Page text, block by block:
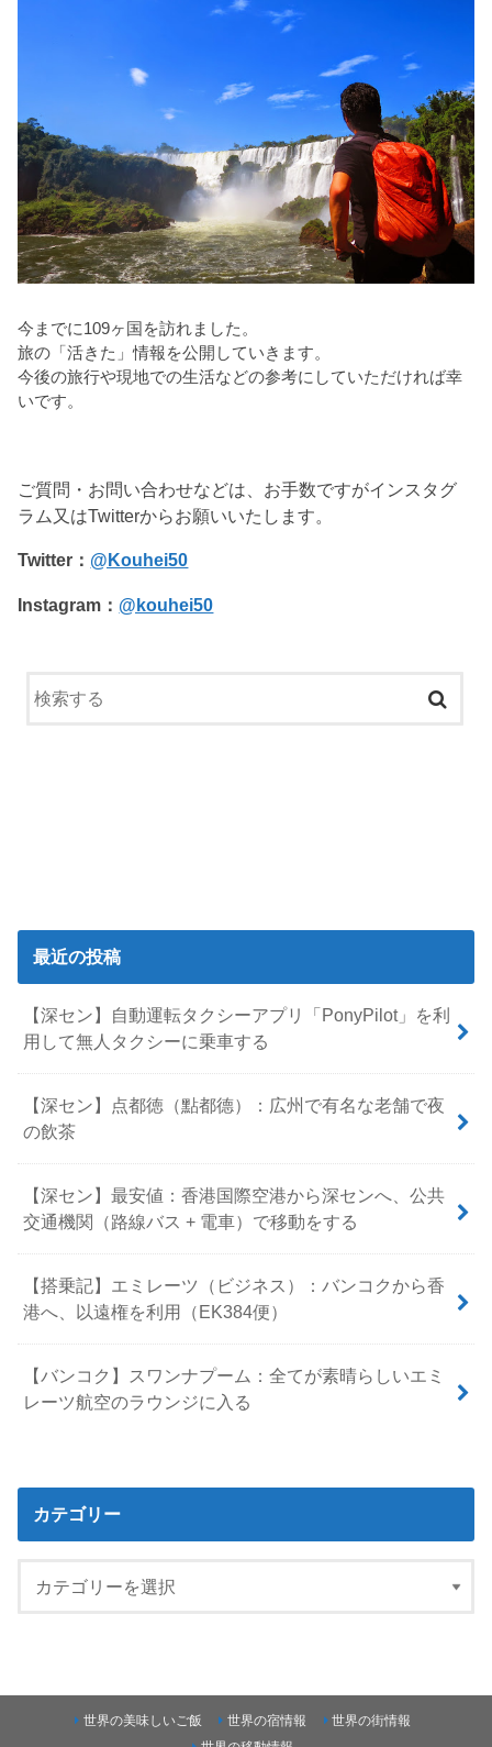
今までに109ヶ国を訪れました。
旅の「活きた」情報を公開していきます。
今後の旅行や現地での生活などの参考にしていただければ幸
いです。
ご質問・お問い合わせなどは、お手数ですがインスタグ
ラム又はTwitterからお願いいたします。
Twitter： @Kouhei50
Instagram： @kouhei50
最近の投稿
【深セン】自動運転タクシーアプリ「PonyPilot」を利
用して無人タクシーに乗車する
【深セン】点都徳（點都德）：広州で有名な老舗で夜
の飲茶
【深セン】最安値：香港国際空港から深センへ、公共
交通機関（路線バス + 電車）で移動をする
【搭乗記】エミレーツ（ビジネス）：バンコクから香
港へ、以遠権を利用（EK384便）
【バンコク】スワンナプーム：全てが素晴らしいエミ
レーツ航空のラウンジに入る
カテゴリー
世界の美味しいご飯 世界の宿情報
世界の街情報